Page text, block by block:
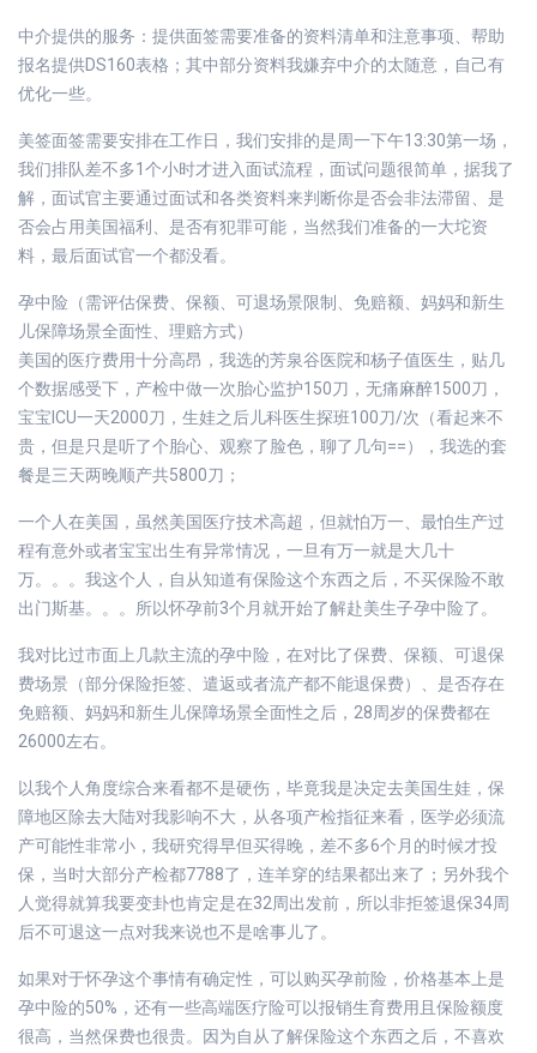
中介提供的服务：提供面签需要准备的资料清单和注意事项、帮助
报名提供DS160表格；其中部分资料我嫌弃中介的太随意，自己有
优化一些。
美签面签需要安排在工作日，我们安排的是周一下午13:30第一场，
我们排队差不多1个小时才进入面试流程，面试问题很简单，据我了
解，面试官主要通过面试和各类资料来判断你是否会非法滞留、是
否会占用美国福利、是否有犯罪可能，当然我们准备的一大坨资
料，最后面试官一个都没看。
孕中险（需评估保费、保额、可退场景限制、免赔额、妈妈和新生
儿保障场景全面性、理赔方式）
美国的医疗费用十分高昂，我选的芳泉谷医院和杨子值医生，贴几
个数据感受下，产检中做一次胎心监护150刀，无痛麻醉1500刀，
宝宝ICU一天2000刀，生娃之后儿科医生探班100刀/次（看起来不
贵，但是只是听了个胎心、观察了脸色，聊了几句==），我选的套
餐是三天两晚顺产共5800刀；
一个人在美国，虽然美国医疗技术高超，但就怕万一、最怕生产过
程有意外或者宝宝出生有异常情况，一旦有万一就是大几十
万。。。我这个人，自从知道有保险这个东西之后，不买保险不敢
出门斯基。。。所以怀孕前3个月就开始了解赴美生子孕中险了。
我对比过市面上几款主流的孕中险，在对比了保费、保额、可退保
费场景（部分保险拒签、遣返或者流产都不能退保费）、是否存在
免赔额、妈妈和新生儿保障场景全面性之后，28周岁的保费都在
26000左右。
以我个人角度综合来看都不是硬伤，毕竟我是决定去美国生娃，保
障地区除去大陆对我影响不大，从各项产检指征来看，医学必须流
产可能性非常小，我研究得早但买得晚，差不多6个月的时候才投
保，当时大部分产检都7788了，连羊穿的结果都出来了；另外我个
人觉得就算我要变卦也肯定是在32周出发前，所以非拒签退保34周
后不可退这一点对我来说也不是啥事儿了。
如果对于怀孕这个事情有确定性，可以购买孕前险，价格基本上是
孕中险的50%，还有一些高端医疗险可以报销生育费用且保险额度
很高，当然保费也很贵。因为自从了解保险这个东西之后，不喜欢